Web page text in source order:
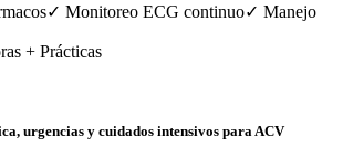
✓ Monitoreo ECG continuo✓ Manejo
+ Prácticas
urgencias y cuidados intensivos para ACV